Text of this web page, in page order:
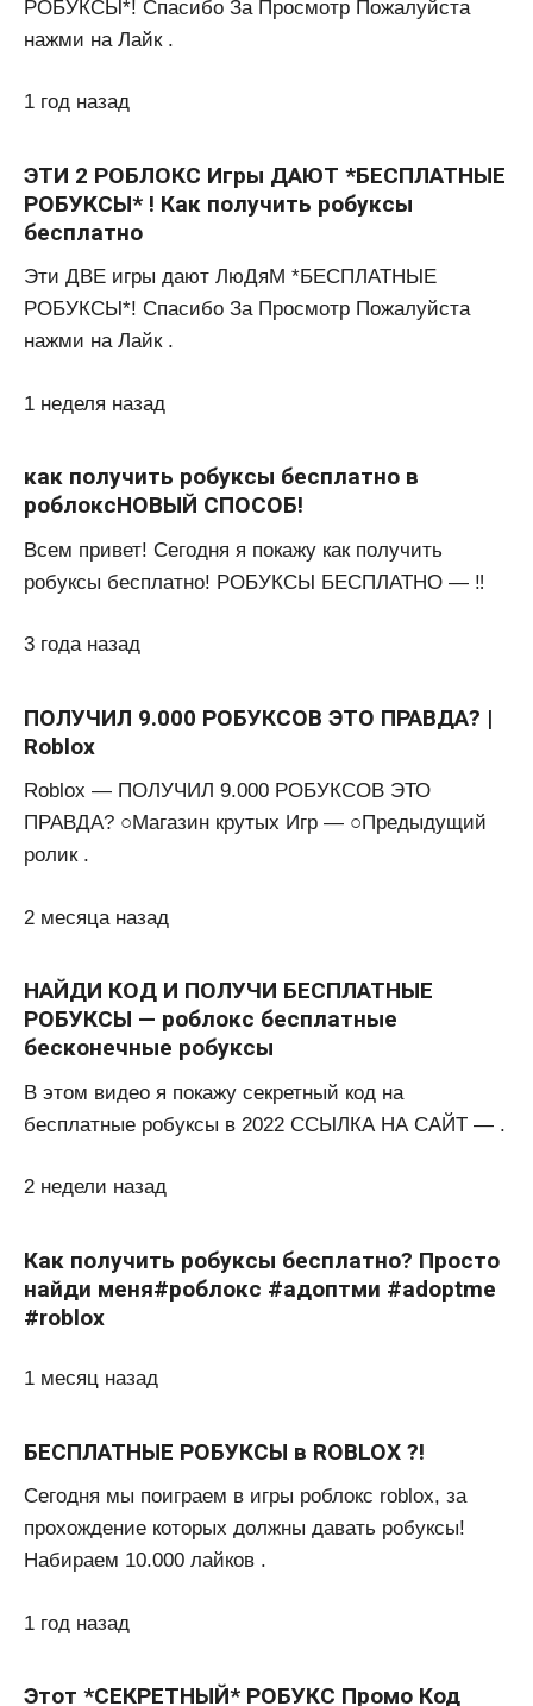
РОБУКСЫ*! Спасибо За Просмотр Пожалуйста
нажми на Лайк .
1 год назад
ЭТИ 2 РОБЛОКС Игры ДАЮТ *БЕСПЛАТНЫЕ
РОБУКСЫ* ! Как получить робуксы
бесплатно
Эти ДВЕ игры дают ЛюДяМ *БЕСПЛАТНЫЕ
РОБУКСЫ*! Спасибо За Просмотр Пожалуйста
нажми на Лайк .
1 неделя назад
как получить робуксы бесплатно в
роблоксНОВЫЙ СПОСОБ!
Всем привет! Сегодня я покажу как получить
робуксы бесплатно! РОБУКСЫ БЕСПЛАТНО — ‼️
3 года назад
ПОЛУЧИЛ 9.000 РОБУКСОВ ЭТО ПРАВДА? |
Roblox
Roblox — ПОЛУЧИЛ 9.000 РОБУКСОВ ЭТО
ПРАВДА? ○Магазин крутых Игр — ○Предыдущий
ролик .
2 месяца назад
НАЙДИ КОД И ПОЛУЧИ БЕСПЛАТНЫЕ
РОБУКСЫ — роблокс бесплатные
бесконечные робуксы
В этом видео я покажу секретный код на
бесплатные робуксы в 2022 ССЫЛКА НА САЙТ — .
2 недели назад
Как получить робуксы бесплатно? Просто
найди меня#роблокс #адоптми #adoptme
#roblox
1 месяц назад
БЕСПЛАТНЫЕ РОБУКСЫ в ROBLOX ?!
Сегодня мы поиграем в игры роблокс roblox, за
прохождение которых должны давать робуксы!
Набираем 10.000 лайков .
1 год назад
Этот *СЕКРЕТНЫЙ* РОБУКС Промо Код